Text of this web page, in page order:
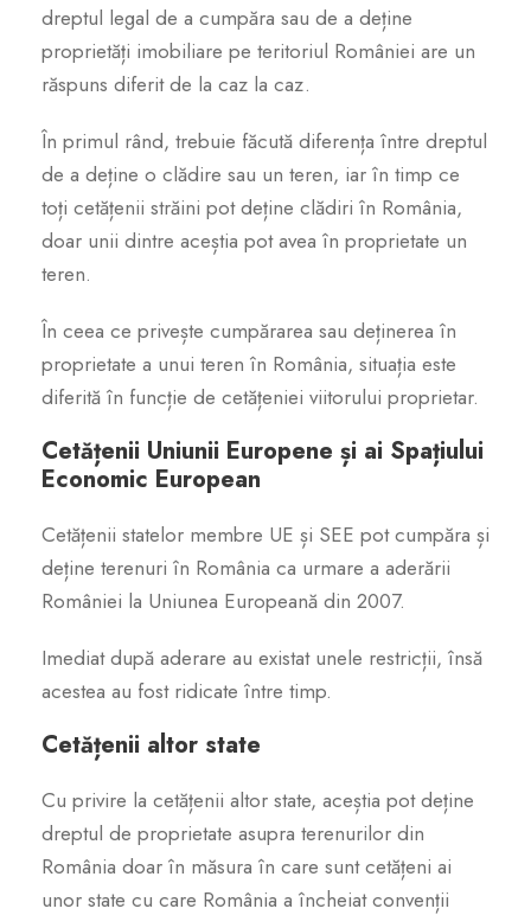
dreptul legal de a cumpăra sau de a deține
proprietăți imobiliare pe teritoriul României are un
răspuns diferit de la caz la caz.
În primul rând, trebuie făcută diferența între dreptul
de a deține o clădire sau un teren, iar în timp ce
toți cetățenii străini pot deține clădiri în România,
doar unii dintre aceștia pot avea în proprietate un
teren.
În ceea ce privește cumpărarea sau deținerea în
proprietate a unui teren în România, situația este
diferită în funcție de cetățeniei viitorului proprietar.
Cetățenii Uniunii Europene și ai Spațiului
Economic European
Cetățenii statelor membre UE și SEE pot cumpăra și
deține terenuri în România ca urmare a aderării
României la Uniunea Europeană din 2007.
Imediat după aderare au existat unele restricții, însă
acestea au fost ridicate între timp.
Cetățenii altor state
Cu privire la cetățenii altor state, aceștia pot deține
dreptul de proprietate asupra terenurilor din
România doar în măsura în care sunt cetățeni ai
unor state cu care România a încheiat convenții